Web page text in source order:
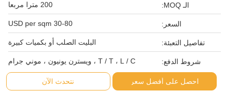
الـ MOQ: 200 مترا مربعا
السعر: 30-80 USD per sqm
تفاصيل التعبئة: البليت الصلب أو بكميات كبيرة
شروط الدفع: T / T ، L / C ، ويسترن يونيون ، موني جرام
احصل على أفضل سعر نتحدث الآن